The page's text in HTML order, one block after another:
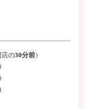
店の30分前）